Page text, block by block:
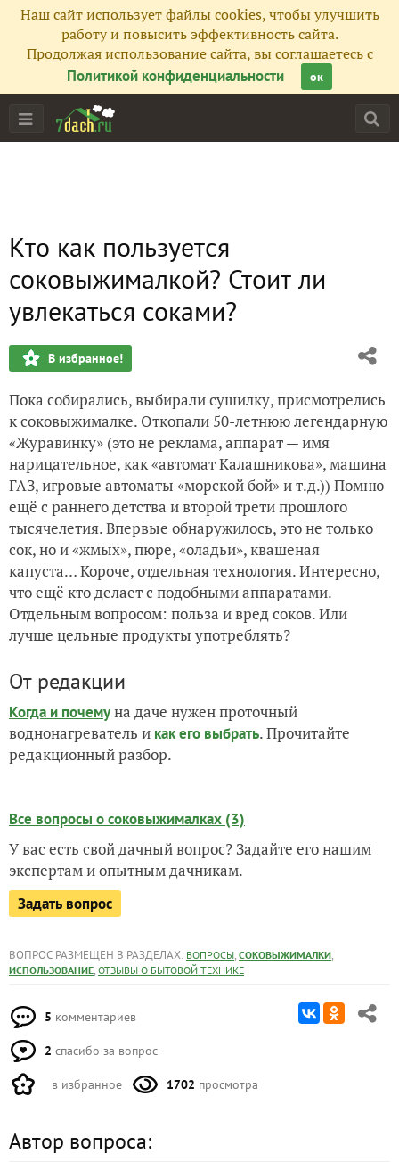
Наш сайт использует файлы cookies, чтобы улучшить
работу и повысить эффективность сайта.
Продолжая использование сайта, вы соглашаетесь с
Политикой конфиденциальности
ок
Кто как пользуется
соковыжималкой? Стоит ли
увлекаться соками?
В избранное!
Пока собирались, выбирали сушилку, присмотрелись
к соковыжималке. Откопали 50-летнюю легендарную
«Журавинку» (это не реклама, аппарат — имя
нарицательное, как «автомат Калашникова», машина
ГАЗ, игровые автоматы «морской бой» и т.д.)) Помню
ещё с раннего детства и второй трети прошлого
тысячелетия. Впервые обнаружилось, это не только
сок, но и «жмых», пюре, «оладьи», квашеная
капуста… Короче, отдельная технология. Интересно,
что ещё кто делает с подобными аппаратами.
Отдельным вопросом: польза и вред соков. Или
лучше цельные продукты употреблять?
От редакции
Когда и почемуна даче нужен проточный
воднонагреватель и как его выбрать. Прочитайте
редакционный разбор.
Все вопросы о соковыжималках (3)
У вас есть свой дачный вопрос? Задайте его нашим
экспертам и опытным дачникам.
Задать вопрос
ВОПРОС РАЗМЕЩЕН В РАЗДЕЛАХ: ВОПРОСЫ, СОКОВЫЖИМАЛКИ,
ИСПОЛЬЗОВАНИЕ, ОТЗЫВЫ О БЫТОВОЙ ТЕХНИКЕ
5 комментариев
2 спасибо за вопрос
в избранное 1702 просмотра
Автор вопроса: